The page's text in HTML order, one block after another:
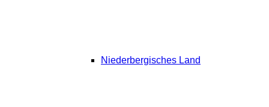
Niederbergisches Land